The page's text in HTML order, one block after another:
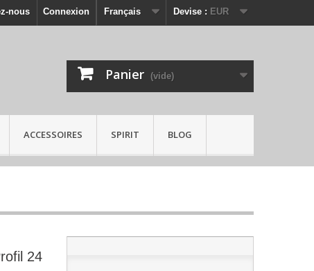
Devise : EUR
Français
Connexion
nous
Panier (vide)
ACCESSOIRES SPIRIT BLOG
24